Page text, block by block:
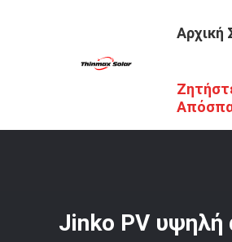
Αρχική
Προϊόντα /
Jinko PV υψηλή